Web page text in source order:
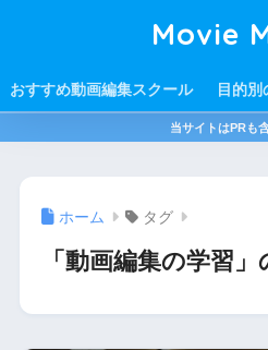
Movie
おすすめ動画編集スクール 目的
当サイトはPRも
ホーム タグ
「動画編集の学習